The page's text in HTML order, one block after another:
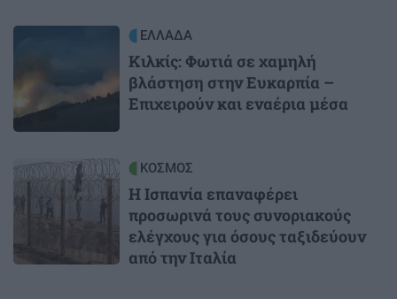
ΕΛΛΑΔΑ
Κιλκίς: Φωτιά σε χαμηλή
βλάστηση στην Ευκαρπία –
Επιχειρούν και εναέρια μέσα
Image ΚΟΣΜΟΣ
Η Ισπανία επαναφέρει
προσωρινά τους συνοριακούς
ελέγχους για όσους ταξιδεύουν
από την Ιταλία